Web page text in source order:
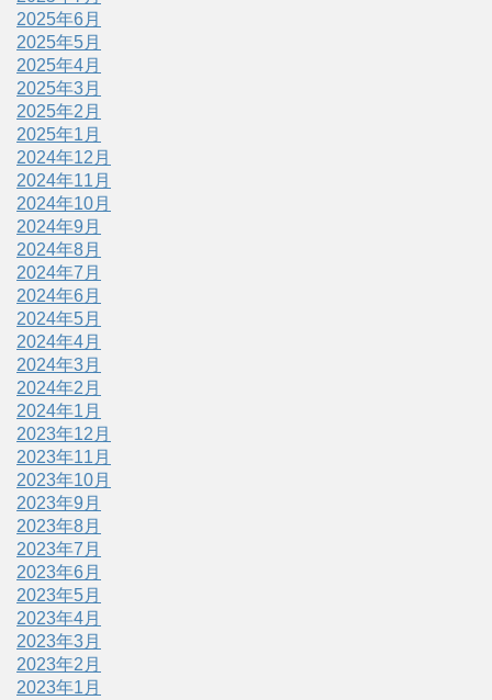
2025年6月
2025年5月
2025年4月
2025年3月
2025年2月
2025年1月
2024年12月
2024年11月
2024年10月
2024年9月
2024年8月
2024年7月
2024年6月
2024年5月
2024年4月
2024年3月
2024年2月
2024年1月
2023年12月
2023年11月
2023年10月
2023年9月
2023年8月
2023年7月
2023年6月
2023年5月
2023年4月
2023年3月
2023年2月
2023年1月